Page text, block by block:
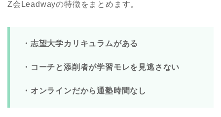
Z会Leadwayの特徴をまとめます。
・志望大学カリキュラムがある
・コーチと添削者が学習モレを見逃さない
・オンラインだから通塾時間なし